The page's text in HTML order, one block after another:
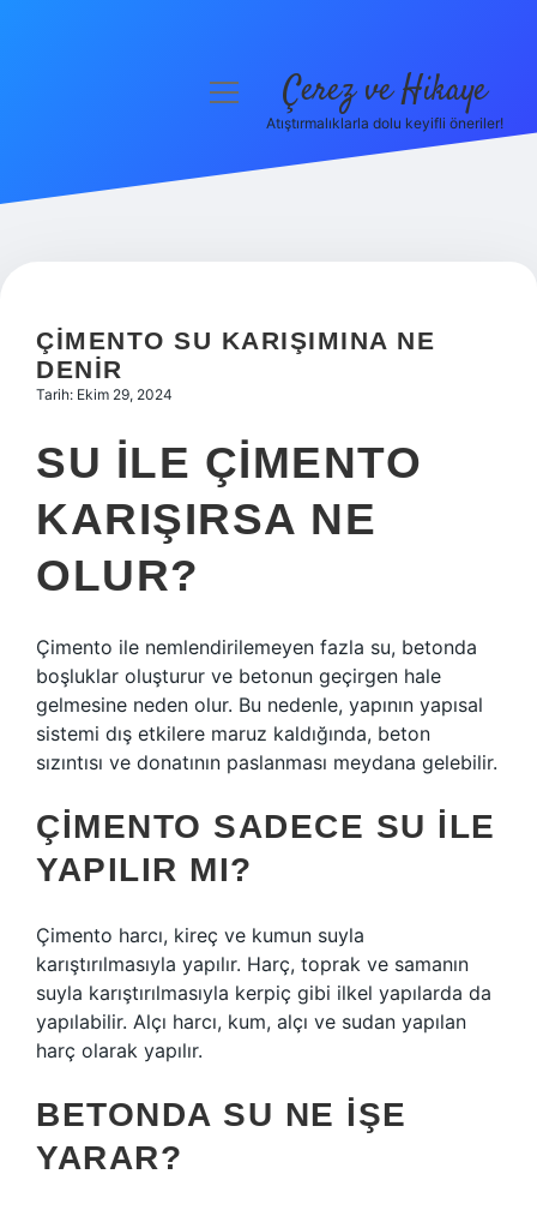
Hakkımızda
menüyü Çerez ve Hikaye
Atıştırmalıklarla dolu keyifli öneriler!
ÇIMENTO SU KARIŞIMINA NE
DENIR
Tarih: Ekim 29, 2024
SU ILE ÇIMENTO
KARIŞIRSA NE
OLUR?
Çimento ile nemlendirilemeyen fazla su, betonda
boşluklar oluşturur ve betonun geçirgen hale
gelmesine neden olur. Bu nedenle, yapının yapısal
sistemi dış etkilere maruz kaldığında, beton
sızıntısı ve donatının paslanması meydana gelebilir.
ÇIMENTO SADECE SU ILE
YAPILIR MI?
Çimento harcı, kireç ve kumun suyla
karıştırılmasıyla yapılır. Harç, toprak ve samanın
suyla karıştırılmasıyla kerpiç gibi ilkel yapılarda da
yapılabilir. Alçı harcı, kum, alçı ve sudan yapılan
harç olarak yapılır.
BETONDA SU NE IŞE
YARAR?